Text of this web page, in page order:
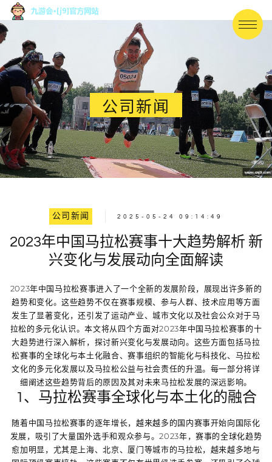
公司新闻
公司新闻 2025-05-24 09:14:49
2023年中国马拉松赛事十大趋势解析 新
兴变化与发展动向全面解读
2023年中国马拉松赛事进入了一个全新的发展阶段，展现出许多新的
趋势和变化。这些趋势不仅在赛事规模、参与人群、技术应用等方面
发生了显著变化，还引发了运动产业、城市文化以及社会公众对于马
拉松的多元化认识。本文将从四个方面对2023年中国马拉松赛事的十
大趋势进行深入解析，探讨新兴变化与发展动向。这些方面包括马拉
松赛事的全球化与本土化融合、赛事组织的智能化与科技化、马拉松
文化的多元化发展以及马拉松公益与社会责任的升温。每一部分将详
细阐述这些趋势背后的原因及其对未来马拉松发展的深远影响。
1、马拉松赛事全球化与本土化的融合
随着中国马拉松赛事的逐年增长，越来越多的国内赛事开始向国际化
发展，吸引了大量国外选手和观众参与。2023年，赛事的全球化趋势
愈加明显，尤其是上海、北京、厦门等城市的马拉松，越来越多地与